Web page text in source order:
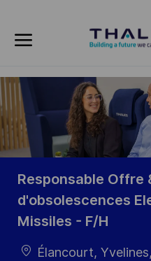
-
Responsable Offre
d'obsolescences
Missiles - F/H
localisation
Élancourt,